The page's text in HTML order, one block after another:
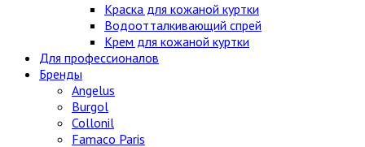
Краска для кожаной куртки
Водоотталкивающий спрей
Крем для кожаной куртки
Для профессионалов
Бренды
Angelus
Burgol
Collonil
Famaco Paris